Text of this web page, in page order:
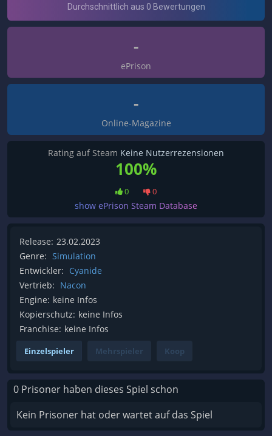
-
ePrison
-
Online-Magazine
Rating auf Steam Keine Nutzerrezensionen
100%
0 0
show ePrison Steam Database
Release: 23.02.2023
Genre: Simulation
Entwickler: Cyanide
Vertrieb: Nacon
Engine: keine Infos
Kopierschutz: keine Infos
Franchise: keine Infos
Einzelspieler Mehrspieler Koop
0 Prisoner haben dieses Spiel schon
Kein Prisoner hat oder wartet auf das Spiel